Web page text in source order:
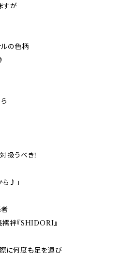
すが
ルの色柄
扱うべき！
ら♪」
袢『SHIDORI』
に何度も足を運び